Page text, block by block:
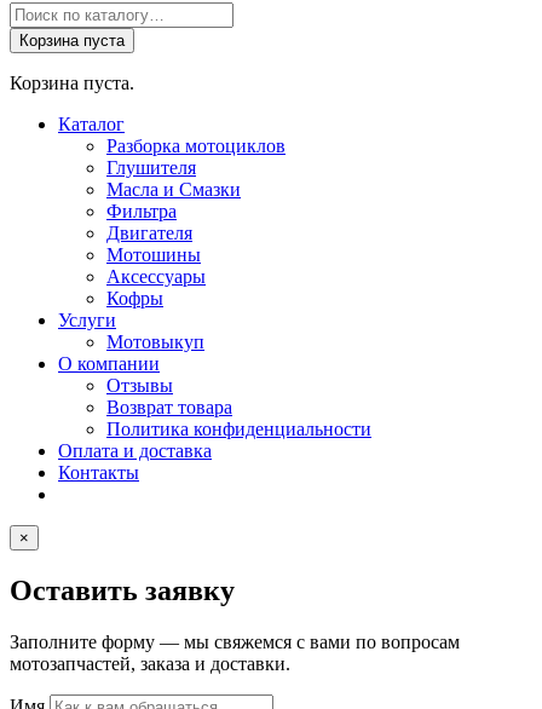
Поиск
товаров
Корзина пуста
Корзина пуста.
Каталог
Разборка мотоциклов
Глушителя
Масла и Смазки
Фильтра
Двигателя
Мотошины
Аксессуары
Кофры
Услуги
Мотовыкуп
О компании
Отзывы
Возврат товара
Политика конфиденциальности
Оплата и доставка
Контакты
×
Оставить заявку
Заполните форму — мы свяжемся с вами по вопросам
мотозапчастей, заказа и доставки.